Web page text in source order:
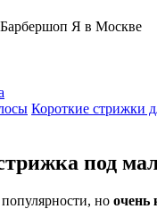
Барбершоп Я в Москве
Короткие стрижки
под
но очень